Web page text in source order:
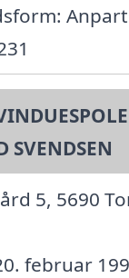
SVENDSEN
5, 5690
februar